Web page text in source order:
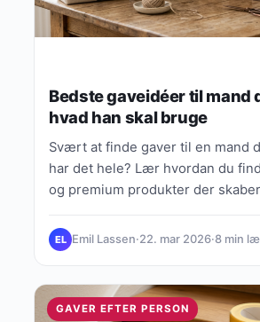
Bedste gaveidéer til mand
hvad han skal bruge
Svært at finde gaver til en mand
har det hele? Lær hvordan du
og premium produkter der
EL Emil Lassen·22. mar 2026·8 min
GAVER EFTER PERSON